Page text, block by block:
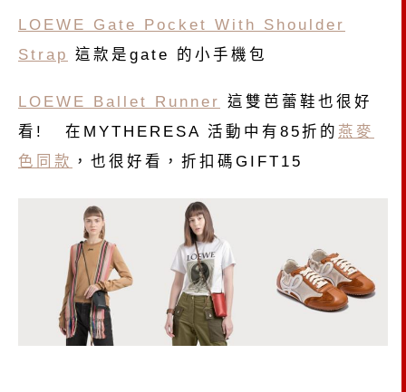
LOEWE Gate Pocket With Shoulder
Strap
這款是gate 的小手機包
LOEWE Ballet Runner
這雙芭蕾鞋也很好
看! 在MYTHERESA 活動中有85折的 燕麥
色同款 ，也很好看，折扣碼GIFT15